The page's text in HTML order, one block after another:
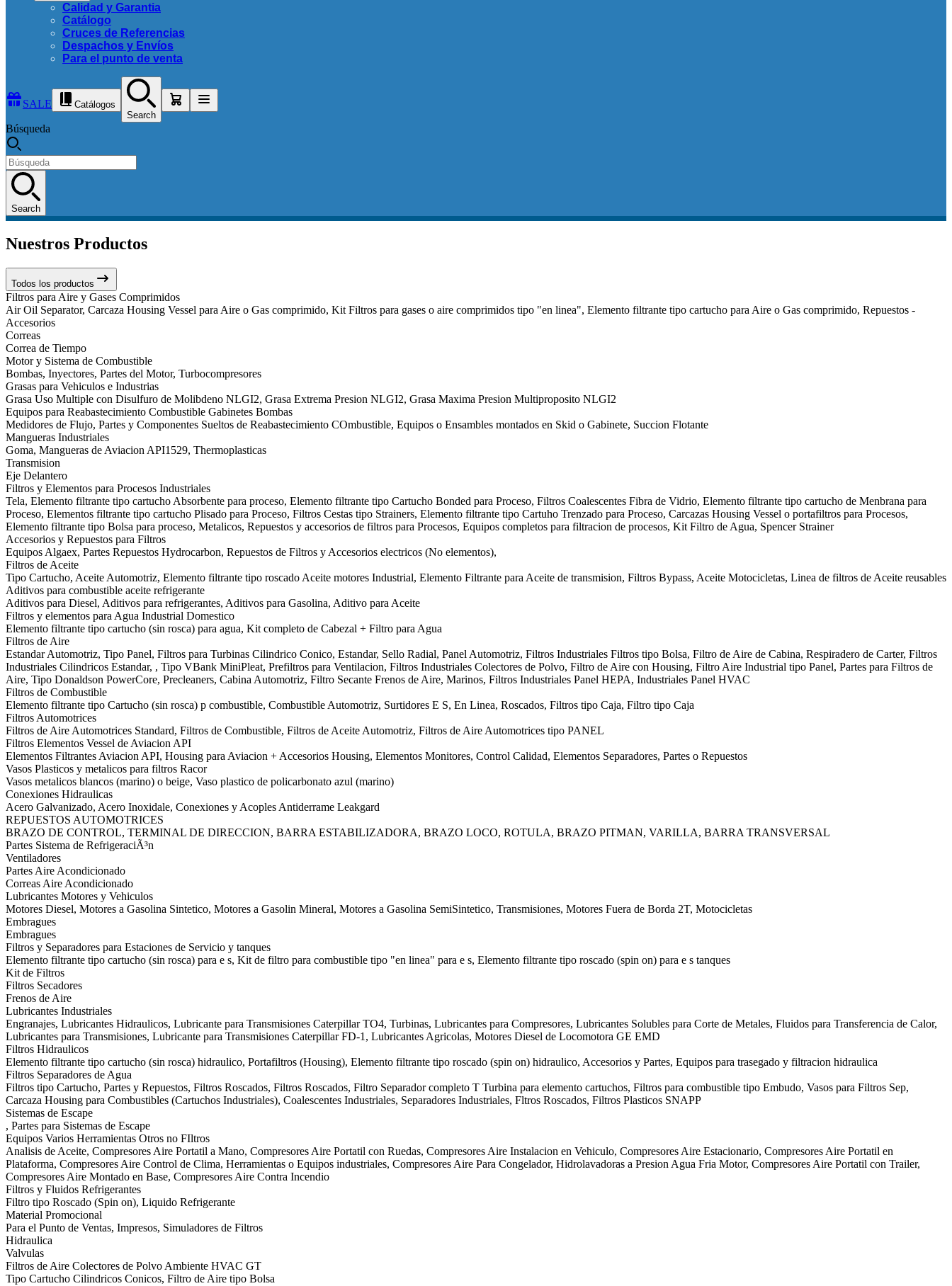
Calidad y Garantia
Catálogo
Cruces de Referencias
Despachos y Envíos
Para el punto de venta
SALE
Catálogos
Search
Búsqueda
Search
Nuestros Productos
Todos los productos
Filtros para Aire y Gases Comprimidos
Air Oil Separator, Carcaza Housing Vessel para Aire o Gas comprimido, Kit Filtros para gases o aire comprimidos tipo "en linea", Elemento filtrante tipo cartucho para Aire o Gas comprimido, Repuestos -
Accesorios
Correas
Correa de Tiempo
Motor y Sistema de Combustible
Bombas, Inyectores, Partes del Motor, Turbocompresores
Grasas para Vehiculos e Industrias
Grasa Uso Multiple con Disulfuro de Molibdeno NLGI2, Grasa Extrema Presion NLGI2, Grasa Maxima Presion Multiproposito NLGI2
Equipos para Reabastecimiento Combustible Gabinetes Bombas
Medidores de Flujo, Partes y Componentes Sueltos de Reabastecimiento COmbustible, Equipos o Ensambles montados en Skid o Gabinete, Succion Flotante
Mangueras Industriales
Goma, Mangueras de Aviacion API1529, Thermoplasticas
Transmision
Eje Delantero
Filtros y Elementos para Procesos Industriales
Tela, Elemento filtrante tipo cartucho Absorbente para proceso, Elemento filtrante tipo Cartucho Bonded para Proceso, Filtros Coalescentes Fibra de Vidrio, Elemento filtrante tipo cartucho de Menbrana para
Proceso, Elementos filtrante tipo cartucho Plisado para Proceso, Filtros Cestas tipo Strainers, Elemento filtrante tipo Cartuho Trenzado para Proceso, Carcazas Housing Vessel o portafiltros para Procesos,
Elemento filtrante tipo Bolsa para proceso, Metalicos, Repuestos y accesorios de filtros para Procesos, Equipos completos para filtracion de procesos, Kit Filtro de Agua, Spencer Strainer
Accesorios y Repuestos para Filtros
Equipos Algaex, Partes Repuestos Hydrocarbon, Repuestos de Filtros y Accesorios electricos (No elementos),
Filtros de Aceite
Tipo Cartucho, Aceite Automotriz, Elemento filtrante tipo roscado Aceite motores Industrial, Elemento Filtrante para Aceite de transmision, Filtros Bypass, Aceite Motocicletas, Linea de filtros de Aceite reusables
Aditivos para combustible aceite refrigerante
Aditivos para Diesel, Aditivos para refrigerantes, Aditivos para Gasolina, Aditivo para Aceite
Filtros y elementos para Agua Industrial Domestico
Elemento filtrante tipo cartucho (sin rosca) para agua, Kit completo de Cabezal + Filtro para Agua
Filtros de Aire
Estandar Automotriz, Tipo Panel, Filtros para Turbinas Cilindrico Conico, Estandar, Sello Radial, Panel Automotriz, Filtros Industriales Filtros tipo Bolsa, Filtro de Aire de Cabina, Respiradero de Carter, Filtros
Industriales Cilindricos Estandar, , Tipo VBank MiniPleat, Prefiltros para Ventilacion, Filtros Industriales Colectores de Polvo, Filtro de Aire con Housing, Filtro Aire Industrial tipo Panel, Partes para Filtros de
Aire, Tipo Donaldson PowerCore, Precleaners, Cabina Automotriz, Filtro Secante Frenos de Aire, Marinos, Filtros Industriales Panel HEPA, Industriales Panel HVAC
Filtros de Combustible
Elemento filtrante tipo Cartucho (sin rosca) p combustible, Combustible Automotriz, Surtidores E S, En Linea, Roscados, Filtros tipo Caja, Filtro tipo Caja
Filtros Automotrices
Filtros de Aire Automotrices Standard, Filtros de Combustible, Filtros de Aceite Automotriz, Filtros de Aire Automotrices tipo PANEL
Filtros Elementos Vessel de Aviacion API
Elementos Filtrantes Aviacion API, Housing para Aviacion + Accesorios Housing, Elementos Monitores, Control Calidad, Elementos Separadores, Partes o Repuestos
Vasos Plasticos y metalicos para filtros Racor
Vasos metalicos blancos (marino) o beige, Vaso plastico de policarbonato azul (marino)
Conexiones Hidraulicas
Acero Galvanizado, Acero Inoxidale, Conexiones y Acoples Antiderrame Leakgard
REPUESTOS AUTOMOTRICES
BRAZO DE CONTROL, TERMINAL DE DIRECCION, BARRA ESTABILIZADORA, BRAZO LOCO, ROTULA, BRAZO PITMAN, VARILLA, BARRA TRANSVERSAL
Partes Sistema de RefrigeraciÃ³n
Ventiladores
Partes Aire Acondicionado
Correas Aire Acondicionado
Lubricantes Motores y Vehiculos
Motores Diesel, Motores a Gasolina Sintetico, Motores a Gasolin Mineral, Motores a Gasolina SemiSintetico, Transmisiones, Motores Fuera de Borda 2T, Motocicletas
Embragues
Embragues
Filtros y Separadores para Estaciones de Servicio y tanques
Elemento filtrante tipo cartucho (sin rosca) para e s, Kit de filtro para combustible tipo "en linea" para e s, Elemento filtrante tipo roscado (spin on) para e s tanques
Kit de Filtros
Filtros Secadores
Frenos de Aire
Lubricantes Industriales
Engranajes, Lubricantes Hidraulicos, Lubricante para Transmisiones Caterpillar TO4, Turbinas, Lubricantes para Compresores, Lubricantes Solubles para Corte de Metales, Fluidos para Transferencia de Calor,
Lubricantes para Transmisiones, Lubricante para Transmisiones Caterpillar FD-1, Lubricantes Agricolas, Motores Diesel de Locomotora GE EMD
Filtros Hidraulicos
Elemento filtrante tipo cartucho (sin rosca) hidraulico, Portafiltros (Housing), Elemento filtrante tipo roscado (spin on) hidraulico, Accesorios y Partes, Equipos para trasegado y filtracion hidraulica
Filtros Separadores de Agua
Filtros tipo Cartucho, Partes y Repuestos, Filtros Roscados, Filtros Roscados, Filtro Separador completo T Turbina para elemento cartuchos, Filtros para combustible tipo Embudo, Vasos para Filtros Sep,
Carcaza Housing para Combustibles (Cartuchos Industriales), Coalescentes Industriales, Separadores Industriales, Fltros Roscados, Filtros Plasticos SNAPP
Sistemas de Escape
, Partes para Sistemas de Escape
Equipos Varios Herramientas Otros no FIltros
Analisis de Aceite, Compresores Aire Portatil a Mano, Compresores Aire Portatil con Ruedas, Compresores Aire Instalacion en Vehiculo, Compresores Aire Estacionario, Compresores Aire Portatil en
Plataforma, Compresores Aire Control de Clima, Herramientas o Equipos industriales, Compresores Aire Para Congelador, Hidrolavadoras a Presion Agua Fria Motor, Compresores Aire Portatil con Trailer,
Compresores Aire Montado en Base, Compresores Aire Contra Incendio
Filtros y Fluidos Refrigerantes
Filtro tipo Roscado (Spin on), Liquido Refrigerante
Material Promocional
Para el Punto de Ventas, Impresos, Simuladores de Filtros
Hidraulica
Valvulas
Filtros de Aire Colectores de Polvo Ambiente HVAC GT
Tipo Cartucho Cilindricos Conicos, Filtro de Aire tipo Bolsa